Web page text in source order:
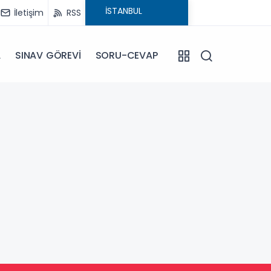
İletişim RSS
SINAV GÖREVİ SORU-CEVAP